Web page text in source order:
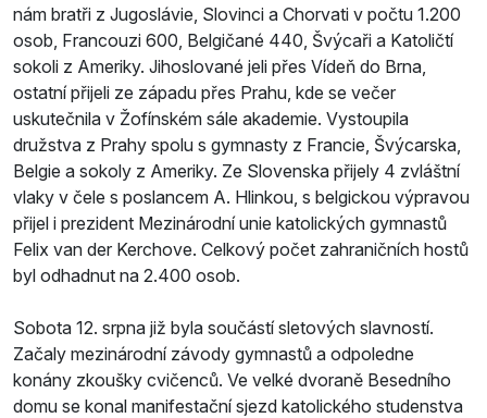
nám bratři z Jugoslávie, Slovinci a Chorvati v počtu 1.200
osob, Francouzi 600, Belgičané 440, Švýcaři a Katoličtí
sokoli z Ameriky. Jihoslované jeli přes Vídeň do Brna,
ostatní přijeli ze západu přes Prahu, kde se večer
uskutečnila v Žofínském sále akademie. Vystoupila
družstva z Prahy spolu s gymnasty z Francie, Švýcarska,
Belgie a sokoly z Ameriky. Ze Slovenska přijely 4 zvláštní
vlaky v čele s poslancem A. Hlinkou, s belgickou výpravou
přijel i prezident Mezinárodní unie katolických gymnastů
Felix van der Kerchove. Celkový počet zahraničních hostů
byl odhadnut na 2.400 osob.
Sobota 12. srpna již byla součástí sletových slavností.
Začaly mezinárodní závody gymnastů a odpoledne
konány zkoušky cvičenců. Ve velké dvoraně Besedního
domu se konal manifestační sjezd katolického studenstva